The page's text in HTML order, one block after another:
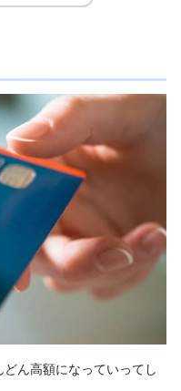
ん高額になっていってし